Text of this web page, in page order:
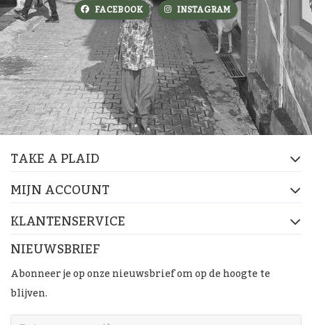
FACEBOOK INSTAGRAM
TAKE A PLAID
MIJN ACCOUNT
KLANTENSERVICE
NIEUWSBRIEF
Abonneer je op onze nieuwsbrief om op de hoogte te
blijven.